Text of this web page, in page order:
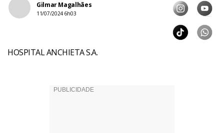
Gilmar Magalhães
11/07/2024 6h03
HOSPITAL ANCHIETA S.A.